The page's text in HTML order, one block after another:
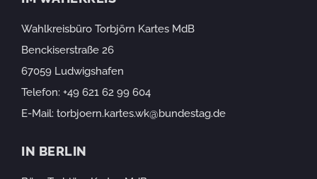
Wahlkreisbüro Torbjörn Kartes MdB
Benckiserstraße 26
67059 Ludwigshafen
Telefon: +49 621 62 99 604
E-Mail: torbjoern.kartes.wk@bundestag.de
IN BERLIN